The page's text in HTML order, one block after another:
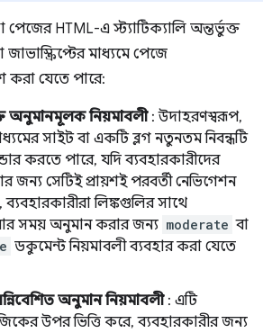
HTML-এ স্ট্যাটিক্যালি অন্তর্ভুক্ত
মাধ্যমে পেজে
করা যেতে পারে:
অনুমানমূলক নিয়মাবলী: উদাহরণস্বরূপ,
সাইট বা একটি ব্লগ নতুনতম নিবন্ধটি
করতে পারে, যদি ব্যবহারকারীদের
জন্য সেটিই প্রায়শই পরবর্তী নেভিগেশন
ব্যবহারকারীরা লিঙ্কগুলির সাথে
সময় অনুমান করার জন্য moderate বা
ডকুমেন্ট নিয়মাবলী ব্যবহার করা যেতে
অনুমান নিয়মাবলী: এটি
উপর ভিত্তি করে, ব্যবহারকারীর জন্য